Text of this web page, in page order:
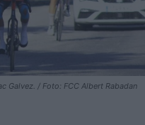
Galvez. / Foto: FCC Albert Rabadan